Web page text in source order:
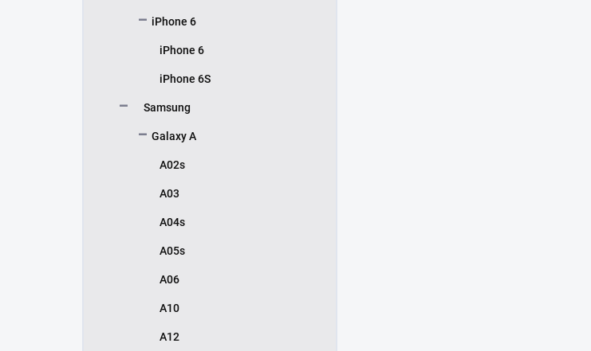
iPhone 6
iPhone 6
iPhone 6S
Samsung
Galaxy A
A02s
A03
A04s
A05s
A06
A10
A12